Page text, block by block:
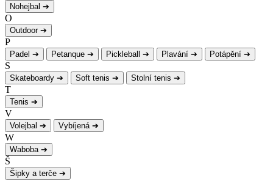
Nohejbal ➔
O
Outdoor ➔
P
Padel ➔ Petanque ➔ Pickleball ➔ Plavání ➔ Potápění ➔
S
Skateboardy ➔ Soft tenis ➔ Stolní tenis ➔
T
Tenis ➔
V
Volejbal ➔ Vybíjená ➔
W
Waboba ➔
Š
Šipky a terče ➔